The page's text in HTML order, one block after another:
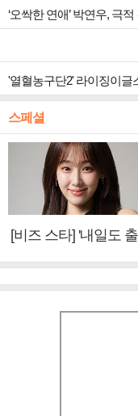
‘오싹한 연애’ 박연우, 극
'열혈농구단2' 라이징이글
스페셜
[비즈 스타] '내일도